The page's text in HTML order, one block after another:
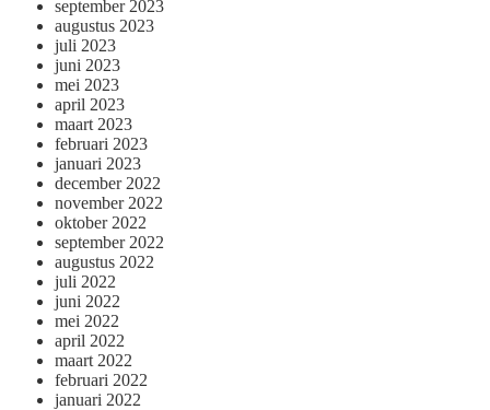
september 2023
augustus 2023
juli 2023
juni 2023
mei 2023
april 2023
maart 2023
februari 2023
januari 2023
december 2022
november 2022
oktober 2022
september 2022
augustus 2022
juli 2022
juni 2022
mei 2022
april 2022
maart 2022
februari 2022
januari 2022